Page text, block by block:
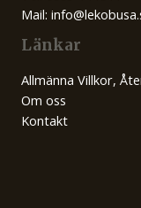
Mail:
Länkar
Allmänna Villkor,
Om oss
Kontakt